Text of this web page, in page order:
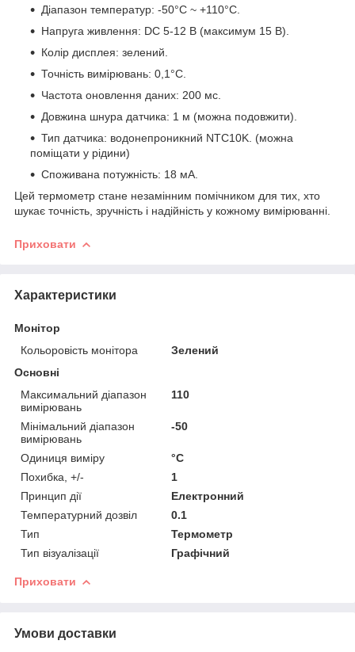
Діапазон температур: -50°C ~ +110°C.
Напруга живлення: DC 5-12 В (максимум 15 В).
Колір дисплея: зелений.
Точність вимірювань: 0,1°C.
Частота оновлення даних: 200 мс.
Довжина шнура датчика: 1 м (можна подовжити).
Тип датчика: водонепроникний NTC10K. (можна
поміщати у рідини)
Споживана потужність: 18 мА.
Цей термометр стане незамінним помічником для тих, хто
шукає точність, зручність і надійність у кожному вимірюванні.
Приховати
Характеристики
Монітор
Кольоровість монітора
Зелений
Основні
Максимальний діапазон
вимірювань
110
Мінімальний діапазон
вимірювань
-50
Одиниця виміру
°С
Похибка, +/-
1
Принцип дії
Електронний
Температурний дозвіл
0.1
Тип
Термометр
Тип візуалізації
Графічний
Приховати
Умови доставки